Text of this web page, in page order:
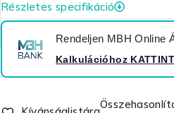
Részletes specifikáció
Rendeljen MBH Online
Kalkulációhoz